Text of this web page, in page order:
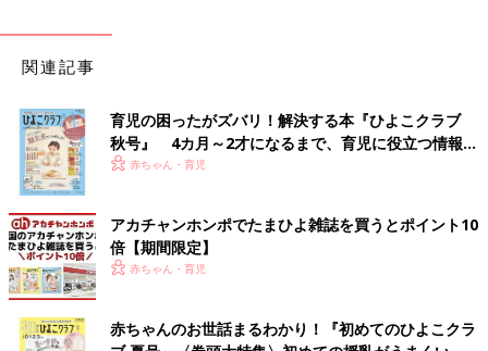
関連記事
育児の困ったがズバリ！解決する本『ひよこクラブ
秋号』 4カ月～2才になるまで、育児に役立つ情報が
いっぱい！
赤ちゃん・育児
アカチャンホンポでたまひよ雑誌を買うとポイント10
倍【期間限定】
赤ちゃん・育児
赤ちゃんのお世話まるわかり！『初めてのひよこクラ